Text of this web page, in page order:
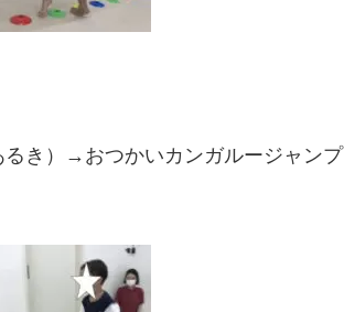
き）→おつかいカンガルージャンプ